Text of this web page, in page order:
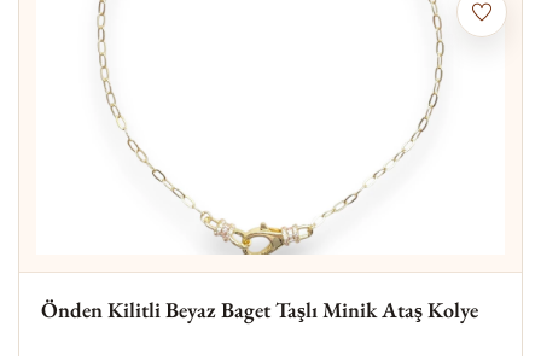
Önden Kilitli Beyaz Baget Taşlı Minik Ataş Kolye